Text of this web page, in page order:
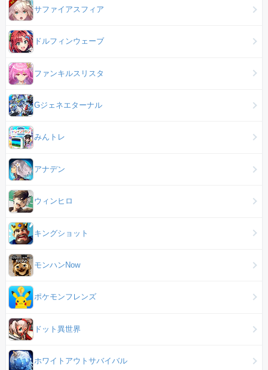
サファイアスフィア
ドルフィンウェーブ
ファンキルスリスタ
Gジェネエターナル
みんトレ
アナデン
ウィンヒロ
キングショット
モンハンNow
ポケモンフレンズ
ドット異世界
ホワイトアウトサバイバル